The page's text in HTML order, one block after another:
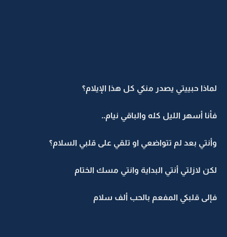
لماذا حبييتي يصدر منكي كل هذا الإيلام؟
فأنا أسهر الليل كله والباقي نيام..
وأنتي بعد لم تتواضعي او تلقي على قلبي السلام؟
لكن لازلتي أنتي البداية وانتي مسك الختام
فإلى قلبكي المفعم بالحب ألف سلام